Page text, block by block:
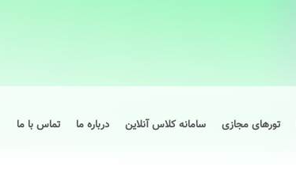
تورهای مجازی سامانه کلاس آنلاین درباره ما تماس با ما